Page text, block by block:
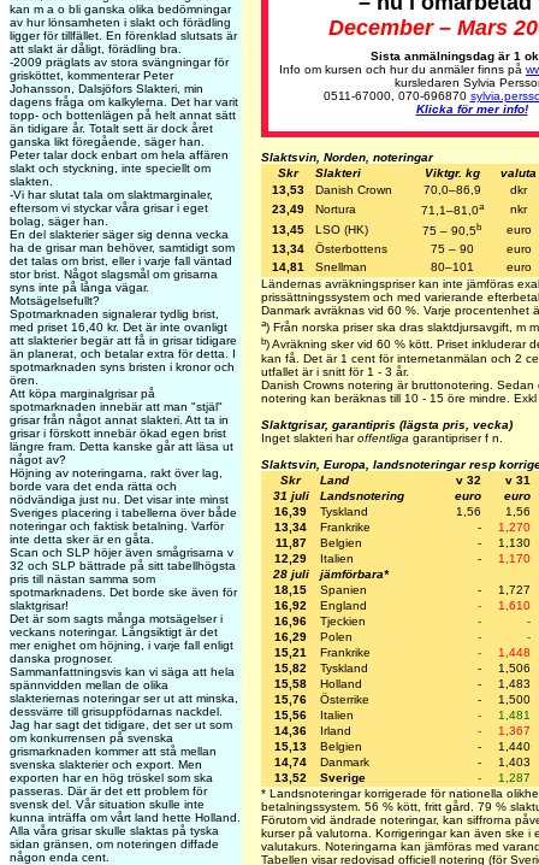
kan m a o bli ganska olika bedömningar
av hur lönsamheten i slakt och förädling
ligger för tillfället. En förenklad slutsats är
att slakt är dåligt, förädling bra.
-2009 präglats av stora svängningar för
grisköttet, kommenterar Peter
Johansson, Dalsjöfors Slakteri, min
dagens fråga om kalkylerna. Det har varit
topp- och bottenlägen på helt annat sätt
än tidigare år. Totalt sett är dock året
ganska likt föregående, säger han.
Peter talar dock enbart om hela affären
slakt och styckning, inte speciellt om
slakten.
-Vi har slutat tala om slaktmarginaler,
eftersom vi styckar våra grisar i eget
bolag, säger han.
En del slakterier säger sig denna vecka
ha de grisar man behöver, samtidigt som
det talas om brist, eller i varje fall väntad
stor brist. Något slagsmål om grisarna
syns inte på långa vägar.
Motsägelsefullt?
Spotmarknaden signalerar tydlig brist,
med priset 16,40 kr. Det är inte ovanligt
att slakterier begär att få in grisar tidigare
än planerat, och betalar extra för detta. I
spotmarknaden syns bristen i kronor och
ören.
Att köpa marginalgrisar på
spotmarknaden innebär att man "stjäl"
grisar från något annat slakteri. Att ta in
grisar i förskott innebär ökad egen brist
längre fram. Detta kanske går att läsa ut
något av?
Höjning av noteringarna, rakt över lag,
borde vara det enda rätta och
nödvändiga just nu. Det visar inte minst
Sveriges placering i tabellerna över både
noteringar och faktisk betalning. Varför
inte detta sker är en gåta.
Scan och SLP höjer även smågrisarna v
32 och SLP bättrade på sitt tabellhögsta
pris till nästan samma som
spotmarknadens. Det borde ske även för
slaktgrisar!
Det är som sagts många motsägelser i
veckans noteringar. Långsiktigt är det
mer enighet om höjning, i varje fall enligt
danska prognoser.
Sammanfattningsvis kan vi säga att hela
spännvidden mellan de olika
slakteriernas noteringar ser ut att minska,
dessvärre till grisuppfödarnas nackdel.
Jag har sagt det tidigare, det ser ut som
om konkurrensen på svenska
grismarknaden kommer att stå mellan
svenska slakterier och export. Men
exporten har en hög tröskel som ska
passeras. Där är det ett problem för
svensk del. Vår situation skulle inte
kunna inträffa om vårt land hette Holland.
Alla våra grisar skulle slaktas på tyska
sidan gränsen, om noteringen diffade
någon enda cent.
December – Mars
Sista anmälningsdag är 1
Info om kursen och hur du anmäler finns på
kursledaren Sylvia
0511-67000, 070-696870
Klicka för mer info!
Slaktsvin, Norden, noteringar
Skr
Slakteri Viktgr. kg
valuta
13,53
Danish Crown 70,0–86,9
dkr
23,49
Nortura 71,1–81,0a
nkr
13,45
LSO (HK) 75 – 90,5b
euro
13,34
Österbottens 75 – 90
euro
14,81
Snellman 80–101
euro
Ländernas avräkningspriser kan inte jämföras
prissättningssystem och med varierande
Danmark avräknas vid 60 %. Varje procentenhet
a) Från norska priser ska dras slaktdjursavgift, m
b) Avräkning sker vid 60 % kött. Priset inkluderar
kan få. Det är 1 cent för internetanmälan och 2
utfallet är i snitt för 1 - 3 år.
Danish Crowns notering är bruttonotering. Sedan
notering kan beräknas till 10 - 15 öre mindre. Exkl
Slaktgrisar, garantipris (lägsta pris, vecka)
Inget slakteri haroffentliga garantipriser f n.
Slaktsvin, Europa, landsnoteringar resp
Skr
Land v 32
v 31
31 juli
Landsnotering euro
euro
16,39
Tyskland 1,56
1,56
13,34
Frankrike -
1,270
11,87
Belgien -
1,130
12,29
Italien -
1,170
28 juli
jämförbara*
18,15
Spanien -
1,727
16,92
England -
1,610
16,96
Tjeckien -
-
16,29
Polen -
-
15,21
Frankrike -
1,448
15,82
Tyskland -
1,506
15,58
Holland -
1,483
15,76
Österrike -
1,500
15,56
Italien -
1,481
14,36
Irland -
1,367
15,13
Belgien -
1,440
14,74
Danmark -
1,403
13,52
Sverige -
1,287
* Landsnoteringar korrigerade för nationella
betalningssystem. 56 % kött, fritt gård. 79 %
Förutom vid ändrade noteringar, kan siffrorna
kurser på valutorna. Korrigeringar kan även ske i
valutakurs. Noteringarna kan jämföras med
Tabellen visar redovisad officiell notering (för